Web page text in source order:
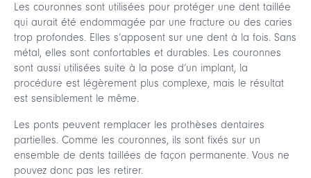
Les couronnes sont utilisées pour protéger une dent taillée
qui aurait été endommagée par une fracture ou des caries
trop profondes. Elles s’apposent sur une dent à la fois. Sans
métal, elles sont confortables et durables. Les couronnes
sont aussi utilisées suite à la pose d’un implant, la
procédure est légèrement plus complexe, mais le résultat
est sensiblement le même.
Les ponts peuvent remplacer les prothèses dentaires
partielles. Comme les couronnes, ils sont fixés sur un
ensemble de dents taillées de façon permanente. Vous ne
pouvez donc pas les retirer.